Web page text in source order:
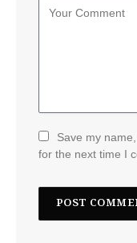
Save my
for the next time I